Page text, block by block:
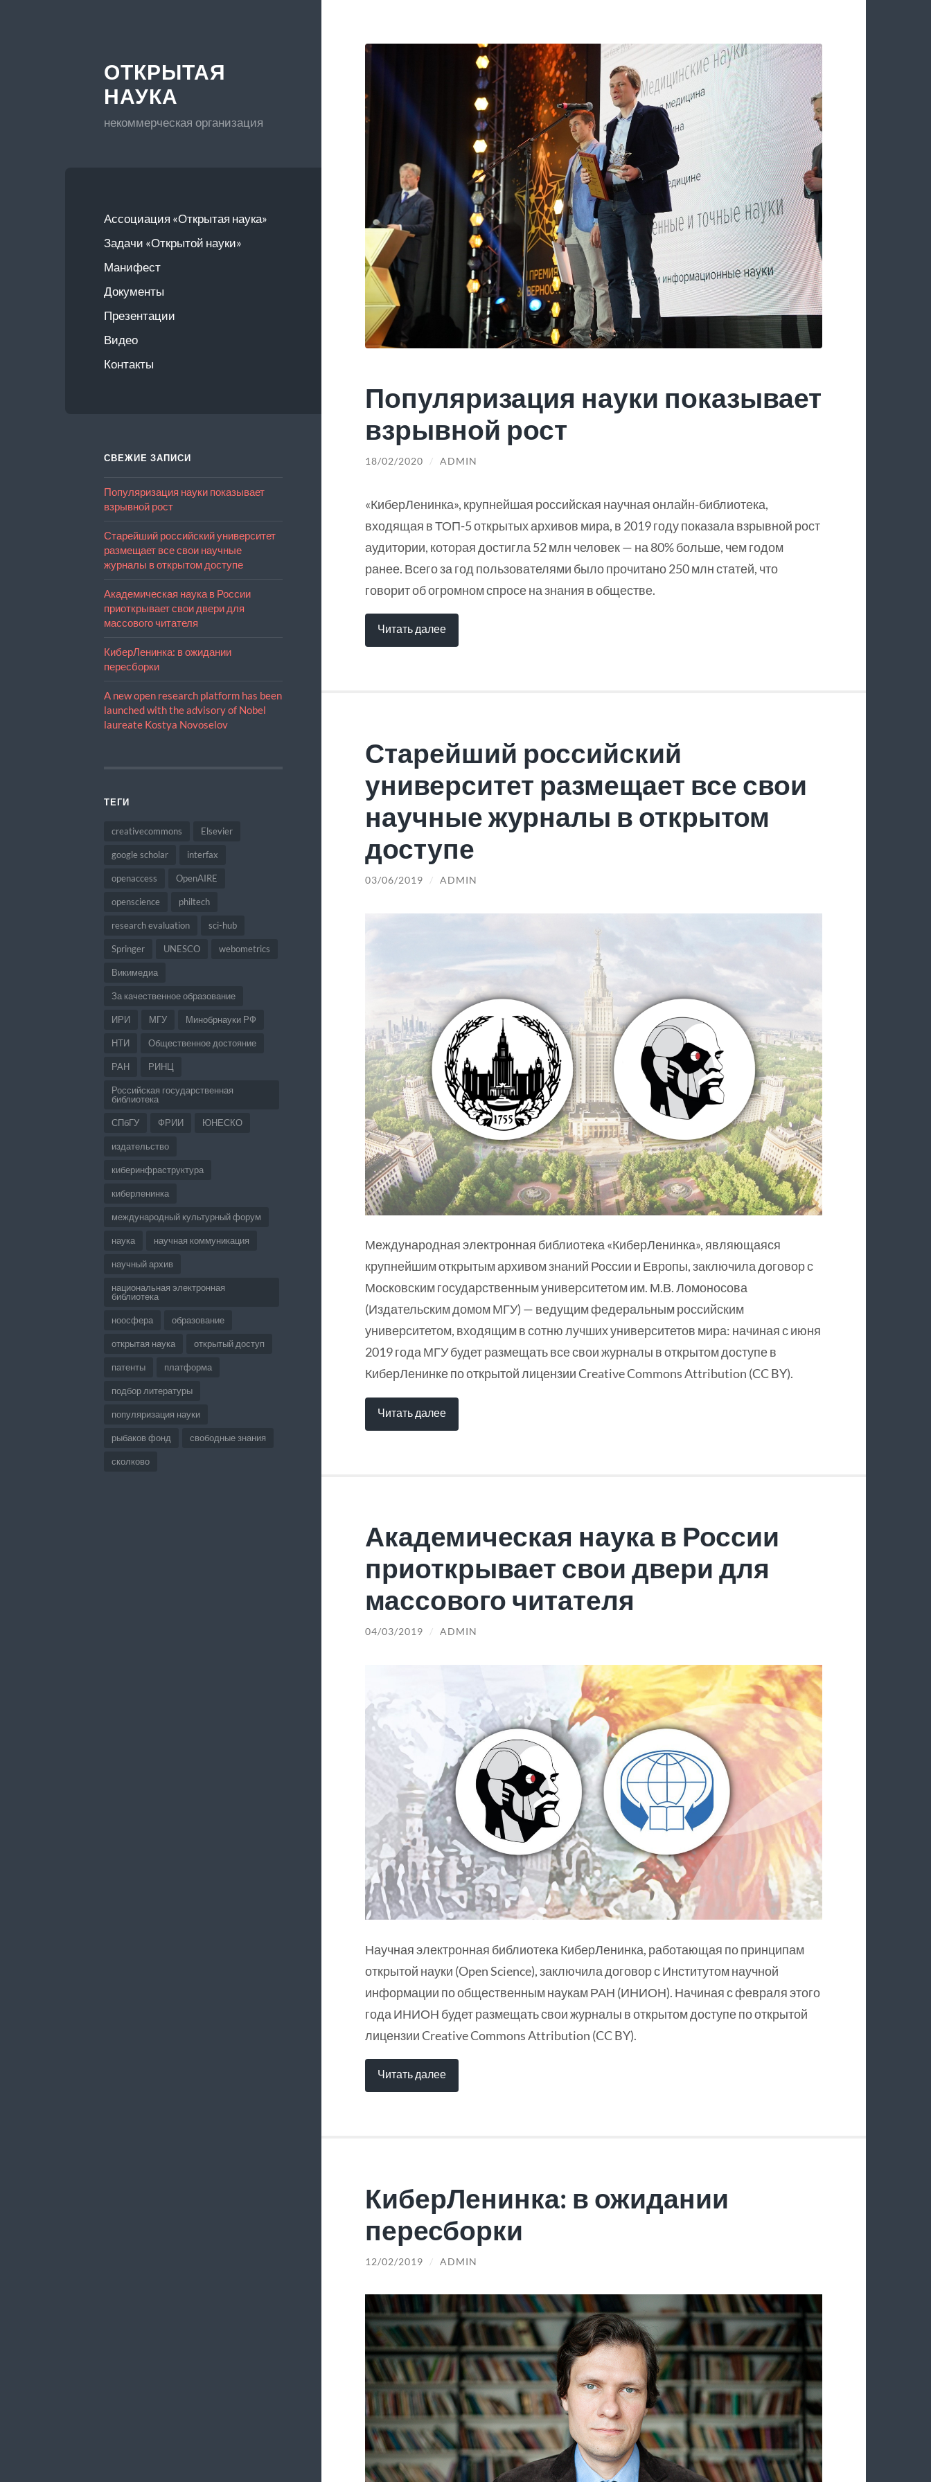
ОТКРЫТАЯ
НАУКА
некоммерческая организация
Ассоциация «Открытая наука»
Задачи «Открытой науки»
Манифест
Документы
Презентации
Видео
Контакты
СВЕЖИЕ ЗАПИСИ
Популяризация науки показывает
взрывной рост
Старейший российский университет
размещает все свои научные
журналы в открытом доступе
Академическая наука в России
приоткрывает свои двери для
массового читателя
КиберЛенинка: в ожидании
пересборки
A new open research platform has been
launched with the advisory of Nobel
laureate Kostya Novoselov
ТЕГИ
creativecommons Elsevier
google scholar interfax
openaccess OpenAIRE
openscience philtech
research evaluation sci-hub
Springer UNESCO webometrics
Викимедиа
За качественное образование
ИРИ МГУ Минобрнауки РФ
НТИ Общественное достояние
РАН РИНЦ
Российская государственная
библиотека
СПбГУ ФРИИ ЮНЕСКО
издательство
киберинфраструктура
киберленинка
международный культурный форум
наука научная коммуникация
научный архив
национальная электронная
библиотека
ноосфера образование
открытая наука открытый доступ
патенты платформа
подбор литературы
популяризация науки
рыбаков фонд свободные знания
сколково
Популяризация науки показывает
взрывной рост
18/02/2020 / ADMIN
«КиберЛенинка», крупнейшая российская научная онлайн-библиотека,
входящая в ТОП-5 открытых архивов мира, в 2019 году показала взрывной рост
аудитории, которая достигла 52 млн человек — на 80% больше, чем годом
ранее. Всего за год пользователями было прочитано 250 млн статей, что
говорит об огромном спросе на знания в обществе.
Читать далее
Старейший российский
университет размещает все свои
научные журналы в открытом
доступе
03/06/2019 / ADMIN
Международная электронная библиотека «КиберЛенинка», являющаяся
крупнейшим открытым архивом знаний России и Европы, заключила договор с
Московским государственным университетом им. М.В. Ломоносова
(Издательским домом МГУ) — ведущим федеральным российским
университетом, входящим в сотню лучших университетов мира: начиная с июня
2019 года МГУ будет размещать все свои журналы в открытом доступе в
КиберЛенинке по открытой лицензии Creative Commons Attribution (CC BY).
Читать далее
Академическая наука в России
приоткрывает свои двери для
массового читателя
04/03/2019 / ADMIN
Научная электронная библиотека КиберЛенинка, работающая по принципам
открытой науки (Open Science), заключила договор с Институтом научной
информации по общественным наукам РАН (ИНИОН). Начиная с февраля этого
года ИНИОН будет размещать свои журналы в открытом доступе по открытой
лицензии Creative Commons Attribution (CC BY).
Читать далее
КиберЛенинка: в ожидании
пересборки
12/02/2019 / ADMIN